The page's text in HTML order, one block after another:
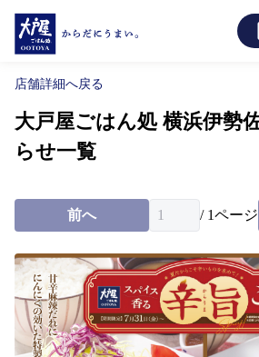
メニュー 店
新着情報
からだ想い定食
よくあるご質問
店舗詳細へ戻る
大戸屋ごはん処 横浜伊勢
らせ一覧
前へ / 1ページ